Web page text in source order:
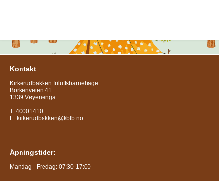
Kontakt
Kirkerudbakken friluftsbarnehage
Borkenveien 41
1339 Vøyenenga
T: 40001410
E: kirkerudbakken@kbfb.no
Åpningstider:
Mandag - Fredag: 07:30-17:00